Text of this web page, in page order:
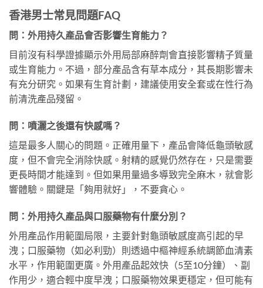
香港男士常見問題FAQ
問：外用持久產品會否影響生育能力？
目前沒有科學證據顯示外用局部麻醉劑會直接影響精子質量
或生育能力。不過，部分產品含有草本成分，其長期影響未
有充分研究。如果有生育計劃，建議使用安全套或在性行為
前清洗產品殘留。
問：噴灑之後還有快感嗎？
這是最多人關心的問題。正確用量下，產品會降低龜頭敏感
度，但不會完全消除快感。射精的感覺仍然存在，只是需要
更長時間才能達到。但如果用量過多導致完全麻木，就會影
響體驗。關鍵是「夠用就好」，不要貪心。
問：外用持久產品與口服藥物有什麼分別？
外用產品作用範圍局限，主要針對龜頭敏感度高引起的早
洩；口服藥物（如必利勁）則透過中樞神經系統調節血清素
水平，作用範圍更廣。外用產品起效快（5至10分鐘）、副
作用少，適合輕中度早洩；口服藥物效果更穩定，但可能有